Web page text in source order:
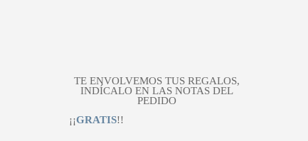
TE ENVOLVEMOS TUS REGALOS,
INDÍCALO EN LAS NOTAS DEL
PEDIDO
¡¡GRATIS!!